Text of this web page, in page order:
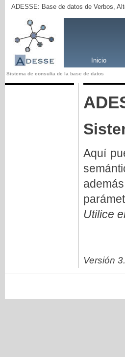
ADESSE: Base de datos de Verbos,
Inicio
Sistema de consulta de la base de datos
Aquí
Utilice
Versión